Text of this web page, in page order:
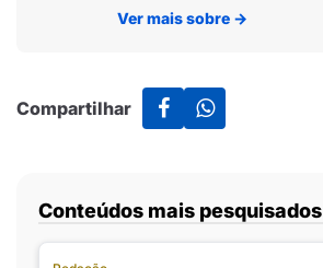
Ver mais sobre →
Compartilhar
Conteúdos mais pesquisados